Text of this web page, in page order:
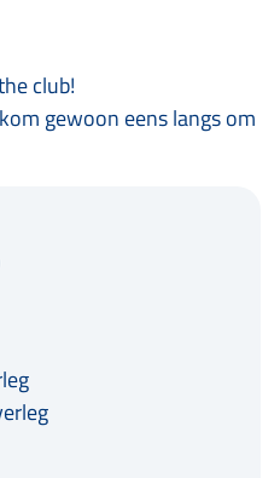
club!
gewoon eens langs om